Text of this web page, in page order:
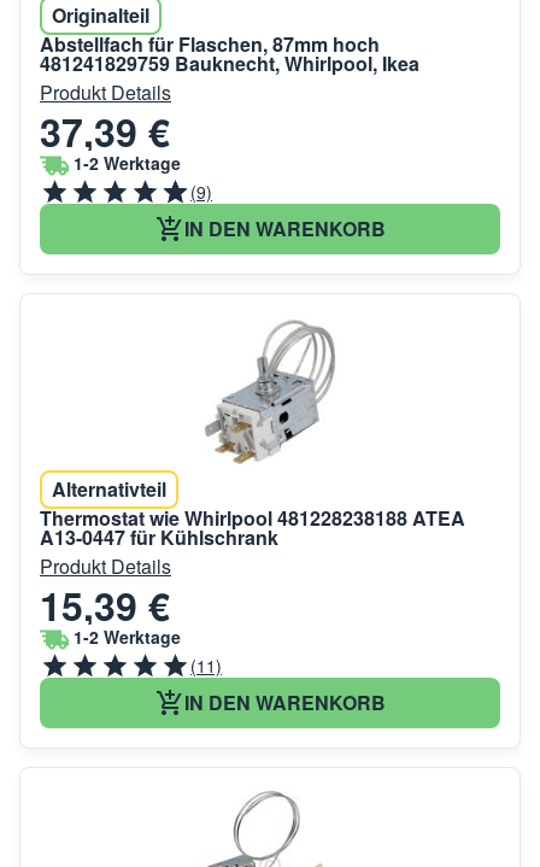
Originalteil
Abstellfach für Flaschen, 87mm hoch
481241829759 Bauknecht, Whirlpool, Ikea
Produkt Details
37,39 €
1-2 Werktage
(9)
IN DEN WARENKORB
Alternativteil
Thermostat wie Whirlpool 481228238188 ATEA
A13-0447 für Kühlschrank
Produkt Details
15,39 €
1-2 Werktage
(11)
IN DEN WARENKORB